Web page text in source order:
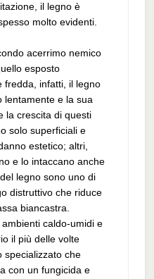
il legno è
molto evidenti.
acerrimo nemico
esposto
fredda, infatti, il legno
lentamente e la sua
la crescita di questi
solo superficiali e
estetico; altri,
e lo intaccano anche
legno sono uno di
distruttivo che riduce
biancastra.
caldo-umidi e
il più delle volte
specializzato che
con un fungicida e